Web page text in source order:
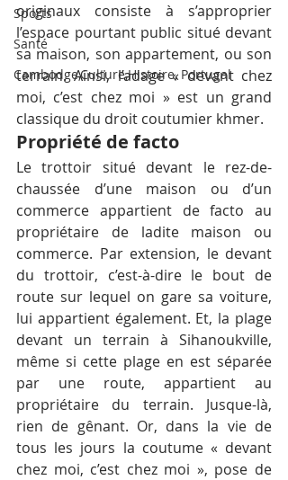
Sports
Santé
Cambodge,Culture,Histoire, Portugal
originaux consiste à s’approprier
l’espace pourtant public situé devant
sa maison, son appartement, ou son
terrain. Ainsi, l’adage « devant chez
moi, c’est chez moi » est un grand
classique du droit coutumier khmer.
Propriété de facto
Le trottoir situé devant le rez-de-
chaussée d’une maison ou d’un
commerce appartient de facto au
propriétaire de ladite maison ou
commerce. Par extension, le devant
du trottoir, c’est-à-dire le bout de
route sur lequel on gare sa voiture,
lui appartient également. Et, la plage
devant un terrain à Sihanoukville,
même si cette plage en est séparée
par une route, appartient au
propriétaire du terrain. Jusque-là,
rien de gênant. Or, dans la vie de
tous les jours la coutume « devant
chez moi, c’est chez moi », pose de